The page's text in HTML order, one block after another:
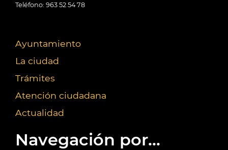
Teléfono: 963 52 54 78
Ayuntamiento
La ciudad
Trámites
Atención ciudadana
Actualidad
Navegación por...